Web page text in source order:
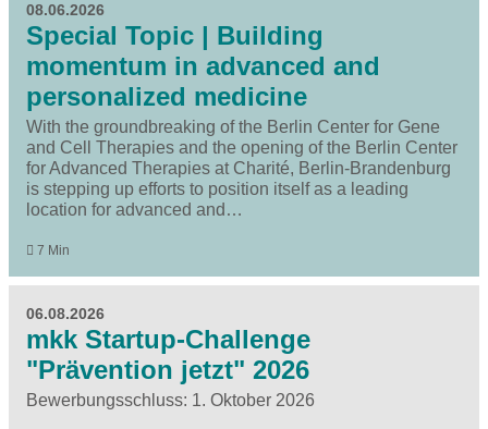
08.06.2026
Special Topic | Building
momentum in advanced and
personalized medicine
With the groundbreaking of the Berlin Center for Gene
and Cell Therapies and the opening of the Berlin Center
for Advanced Therapies at Charité, Berlin-Brandenburg
is stepping up efforts to position itself as a leading
location for advanced and…
7 Min
06.08.2026
mkk Startup-Challenge
"Prävention jetzt" 2026
Bewerbungsschluss: 1. Oktober 2026